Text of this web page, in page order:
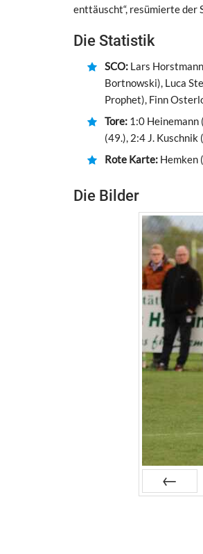
enttäuscht“, resümierte der
Die Statistik
SCO: Lars
Bortnowski), Luca
Prophet), Finn
Tore: 1:0 Heinemann
(49.), 2:4 J. Kuschnik
Rote Karte: Hemken
Die Bilder